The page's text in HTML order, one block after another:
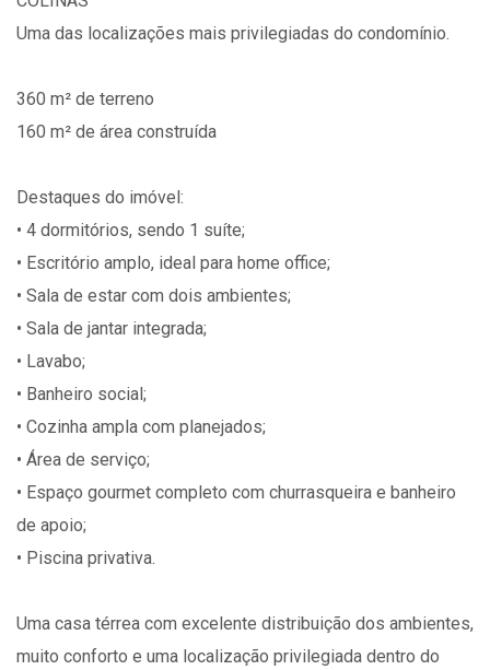
Uma das localizações mais privilegiadas do condomínio.
360 m² de terreno
160 m² de área construída
Destaques do imóvel:
• 4 dormitórios, sendo 1 suíte;
• Escritório amplo, ideal para home office;
• Sala de estar com dois ambientes;
• Sala de jantar integrada;
• Lavabo;
• Banheiro social;
• Cozinha ampla com planejados;
• Área de serviço;
• Espaço gourmet completo com churrasqueira e banheiro
de apoio;
• Piscina privativa.
Uma casa térrea com excelente distribuição dos ambientes,
muito conforto e uma localização privilegiada dentro do